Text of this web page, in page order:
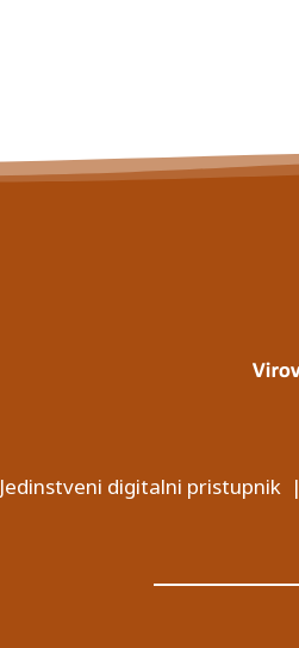
Jedinstveni digitalni pristupnik|